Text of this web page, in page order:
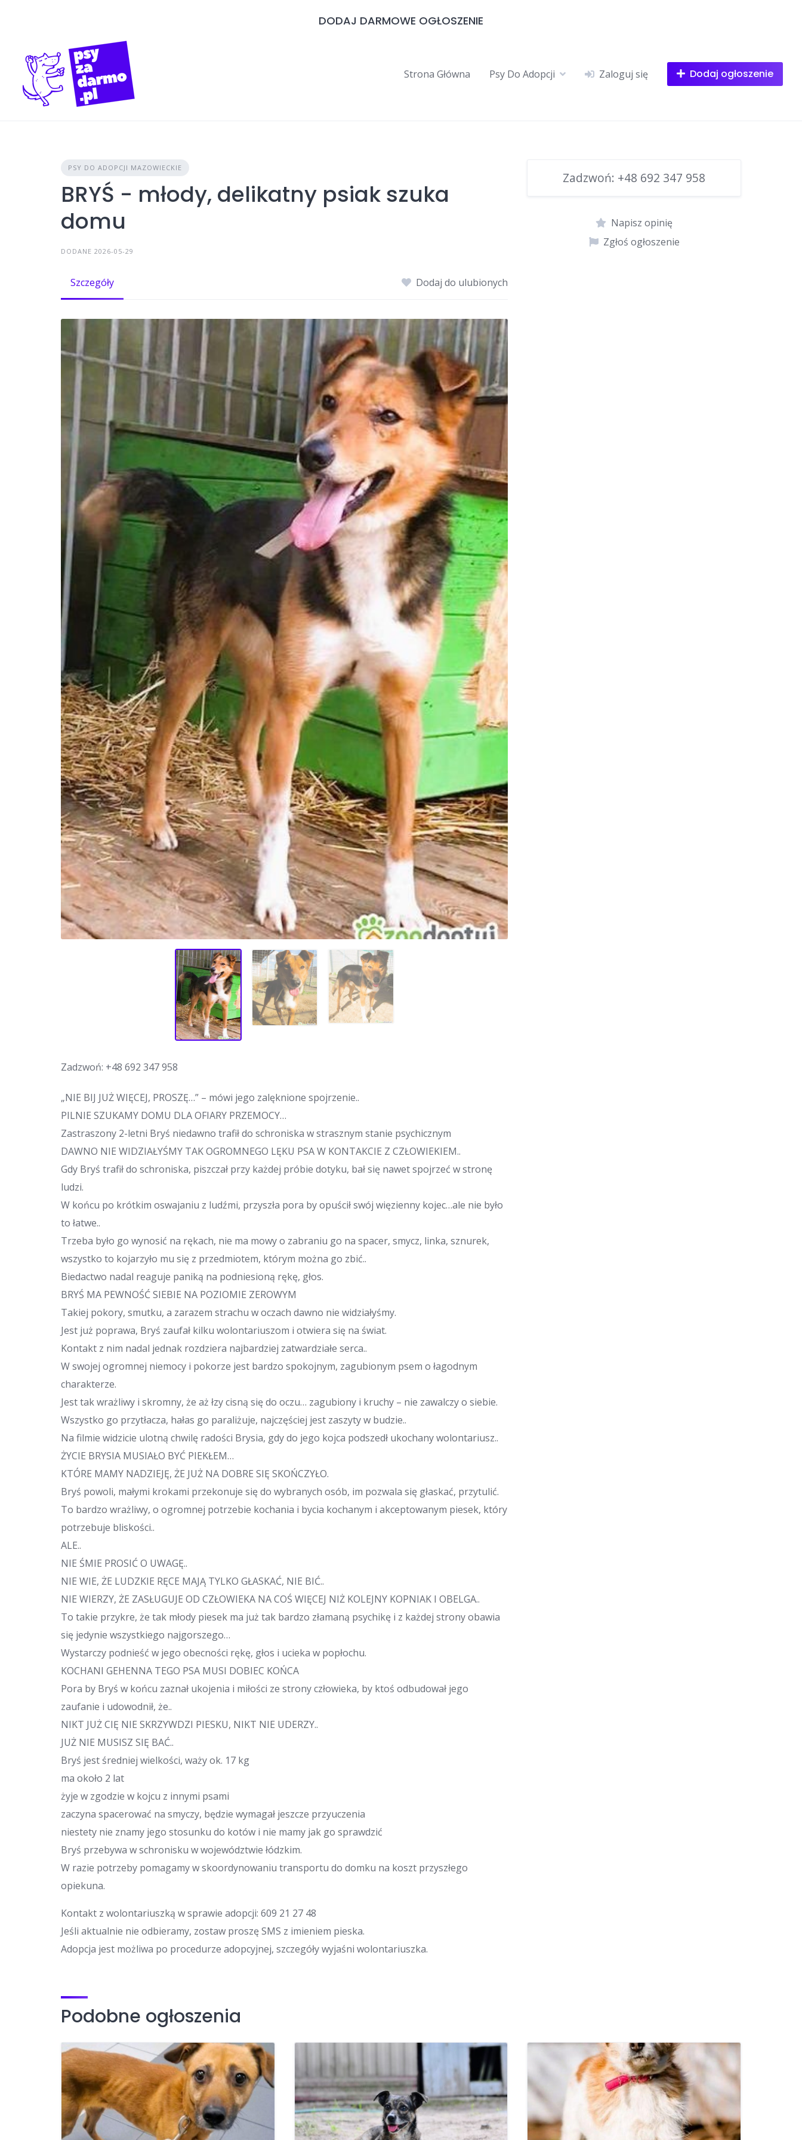
DODAJ DARMOWE OGŁOSZENIE
Strona Główna Psy Do Adopcji Zaloguj się Dodaj ogłoszenie
PSY DO ADOPCJI MAZOWIECKIE
BRYŚ - młody, delikatny psiak szuka
domu
DODANE 2026-05-29
Szczegóły Dodaj do ulubionych
Zadzwoń: +48 692 347 958
„NIE BIJ JUŻ WIĘCEJ, PROSZĘ…” – mówi jego zalęknione spojrzenie..
PILNIE SZUKAMY DOMU DLA OFIARY PRZEMOCY…
Zastraszony 2-letni Bryś niedawno trafił do schroniska w strasznym stanie psychicznym
DAWNO NIE WIDZIAŁYŚMY TAK OGROMNEGO LĘKU PSA W KONTAKCIE Z CZŁOWIEKIEM..
Gdy Bryś trafił do schroniska, piszczał przy każdej próbie dotyku, bał się nawet spojrzeć w stronę
ludzi.
W końcu po krótkim oswajaniu z ludźmi, przyszła pora by opuścił swój więzienny kojec…ale nie było
to łatwe..
Trzeba było go wynosić na rękach, nie ma mowy o zabraniu go na spacer, smycz, linka, sznurek,
wszystko to kojarzyło mu się z przedmiotem, którym można go zbić..
Biedactwo nadal reaguje paniką na podniesioną rękę, głos.
BRYŚ MA PEWNOŚĆ SIEBIE NA POZIOMIE ZEROWYM
Takiej pokory, smutku, a zarazem strachu w oczach dawno nie widziałyśmy.
Jest już poprawa, Bryś zaufał kilku wolontariuszom i otwiera się na świat.
Kontakt z nim nadal jednak rozdziera najbardziej zatwardziałe serca..
W swojej ogromnej niemocy i pokorze jest bardzo spokojnym, zagubionym psem o łagodnym
charakterze.
Jest tak wrażliwy i skromny, że aż łzy cisną się do oczu… zagubiony i kruchy – nie zawalczy o siebie.
Wszystko go przytłacza, hałas go paraliżuje, najczęściej jest zaszyty w budzie..
Na filmie widzicie ulotną chwilę radości Brysia, gdy do jego kojca podszedł ukochany wolontariusz..
ŻYCIE BRYSIA MUSIAŁO BYĆ PIEKŁEM…
KTÓRE MAMY NADZIEJĘ, ŻE JUŻ NA DOBRE SIĘ SKOŃCZYŁO.
Bryś powoli, małymi krokami przekonuje się do wybranych osób, im pozwala się głaskać, przytulić.
To bardzo wrażliwy, o ogromnej potrzebie kochania i bycia kochanym i akceptowanym piesek, który
potrzebuje bliskości..
ALE..
NIE ŚMIE PROSIĆ O UWAGĘ..
NIE WIE, ŻE LUDZKIE RĘCE MAJĄ TYLKO GŁASKAĆ, NIE BIĆ..
NIE WIERZY, ŻE ZASŁUGUJE OD CZŁOWIEKA NA COŚ WIĘCEJ NIŻ KOLEJNY KOPNIAK I OBELGA..
To takie przykre, że tak młody piesek ma już tak bardzo złamaną psychikę i z każdej strony obawia
się jedynie wszystkiego najgorszego…
Wystarczy podnieść w jego obecności rękę, głos i ucieka w popłochu.
KOCHANI GEHENNA TEGO PSA MUSI DOBIEC KOŃCA
Pora by Bryś w końcu zaznał ukojenia i miłości ze strony człowieka, by ktoś odbudował jego
zaufanie i udowodnił, że..
NIKT JUŻ CIĘ NIE SKRZYWDZI PIESKU, NIKT NIE UDERZY..
JUŻ NIE MUSISZ SIĘ BAĆ..
Bryś jest średniej wielkości, waży ok. 17 kg
ma około 2 lat
żyje w zgodzie w kojcu z innymi psami
zaczyna spacerować na smyczy, będzie wymagał jeszcze przyuczenia
niestety nie znamy jego stosunku do kotów i nie mamy jak go sprawdzić
Bryś przebywa w schronisku w województwie łódzkim.
W razie potrzeby pomagamy w skoordynowaniu transportu do domku na koszt przyszłego
opiekuna.
Kontakt z wolontariuszką w sprawie adopcji: 609 21 27 48
Jeśli aktualnie nie odbieramy, zostaw proszę SMS z imieniem pieska.
Adopcja jest możliwa po procedurze adopcyjnej, szczegóły wyjaśni wolontariuszka.
Zadzwoń: +48 692 347 958
Napisz opinię
Zgłoś ogłoszenie
Podobne ogłoszenia